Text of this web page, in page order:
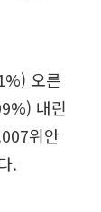
오른
내린
위안
.